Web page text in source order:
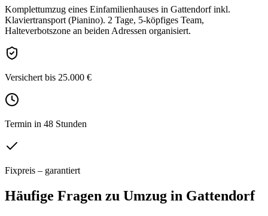
Komplettumzug eines Einfamilienhauses in Gattendorf inkl.
Klaviertransport (Pianino). 2 Tage, 5-köpfiges Team,
Halteverbotszone an beiden Adressen organisiert.
Versichert bis 25.000 €
Termin in 48 Stunden
Fixpreis – garantiert
Häufige Fragen zu Umzug in Gattendorf